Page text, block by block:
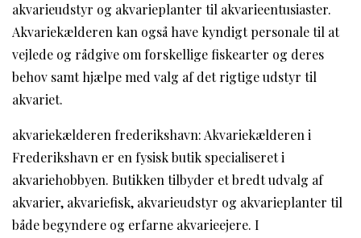
akvarieudstyr og akvarieplanter til akvarieentusiaster.
Akvariekælderen kan også have kyndigt personale til at
vejlede og rådgive om forskellige fiskearter og deres
behov samt hjælpe med valg af det rigtige udstyr til
akvariet.
akvariekælderen frederikshavn: Akvariekælderen i
Frederikshavn er en fysisk butik specialiseret i
akvariehobbyen. Butikken tilbyder et bredt udvalg af
akvarier, akvariefisk, akvarieudstyr og akvarieplanter til
både begyndere og erfarne akvarieejere. I